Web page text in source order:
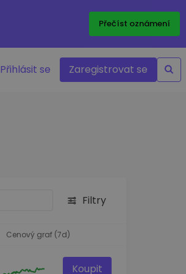
Přečíst oznámení
Přihlásit se Zaregistrovat se
Filtry
Cenový graf (7d)
Koupit